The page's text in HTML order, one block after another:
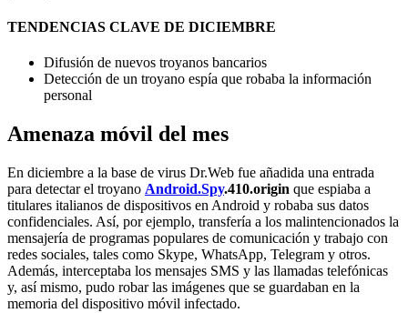
TENDENCIAS CLAVE DE DICIEMBRE
Difusión de nuevos troyanos bancarios
Detección de un troyano espía que robaba la información
personal
Amenaza móvil del mes
En diciembre a la base de virus Dr.Web fue añadida una entrada
para detectar el troyano Android.Spy.410.origin que espiaba a
titulares italianos de dispositivos en Android y robaba sus datos
confidenciales. Así, por ejemplo, transfería a los malintencionados la
mensajería de programas populares de comunicación y trabajo con
redes sociales, tales como Skype, WhatsApp, Telegram y otros.
Además, interceptaba los mensajes SMS y las llamadas telefónicas
y, así mismo, pudo robar las imágenes que se guardaban en la
memoria del dispositivo móvil infectado.